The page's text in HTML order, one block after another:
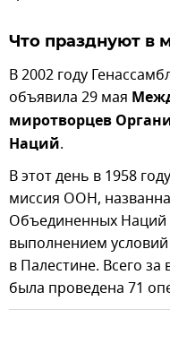
Что празднуют в
В 2002 году
объявила 29 мая
миротворцев
Наций.
В этот день в 1958
миссия ООН,
Объединенных
выполнением
в Палестине. Всего
была проведена 71